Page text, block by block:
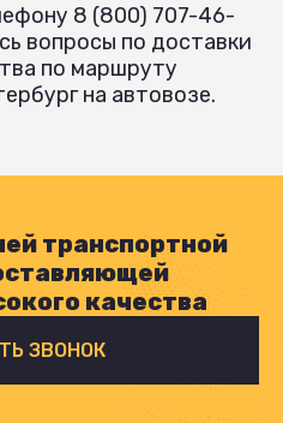
8 (800) 707-46-
вопросы по доставки
по маршруту
на автовозе.
транспортной
качества
ЗВОНОК